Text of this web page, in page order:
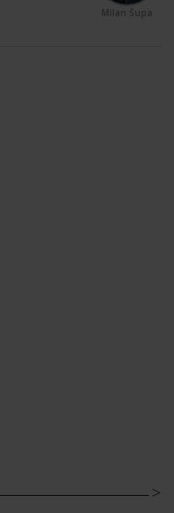
Milan Šupa